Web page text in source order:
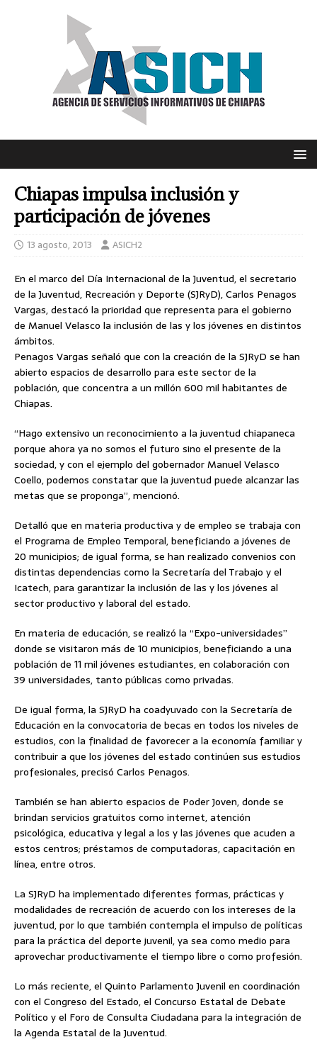
Chiapas impulsa inclusión y
participación de jóvenes
13 agosto, 2013 ASICH2
En el marco del Día Internacional de la Juventud, el secretario
de la Juventud, Recreación y Deporte (SJRyD), Carlos Penagos
Vargas, destacó la prioridad que representa para el gobierno
de Manuel Velasco la inclusión de las y los jóvenes en distintos
ámbitos.
Penagos Vargas señaló que con la creación de la SJRyD se han
abierto espacios de desarrollo para este sectorde la
población, que concentra a un millón 600 mil habitantes de
Chiapas.
“Hago extensivo un reconocimiento a la juventud chiapaneca
porque ahora ya no somos el futuro sino el presente de la
sociedad, y con el ejemplo del gobernador Manuel Velasco
Coello, podemos constatar que la juventud puede alcanzar las
metas que se proponga”, mencionó.
Detalló que en materia productiva y de empleo se trabaja con
el Programa de Empleo Temporal, beneficiando a jóvenes de
20 municipios; de igual forma, se han realizado convenios con
distintas dependencias como la Secretaría del Trabajo y el
Icatech, para garantizar la inclusión de las y los jóvenes al
sector productivo y laboral del estado.
En materia de educación, se realizó la “Expo-universidades”
donde se visitaron más de 10 municipios, beneficiando a una
población de 11 mil jóvenes estudiantes, en colaboración con
39 universidades, tanto públicas como privadas.
De igual forma, la SJRyD ha coadyuvado con la Secretaría de
Educación en la convocatoria de becas en todos los niveles de
estudios, con la finalidad de favorecer a la economía familiar y
contribuir a que los jóvenes del estado continúen sus estudios
profesionales, precisó Carlos Penagos.
También se han abierto espacios de Poder Joven, donde se
brindan servicios gratuitos como internet, atención
psicológica, educativa y legal a los y las jóvenes que acuden a
estos centros; préstamos de computadoras, capacitación en
línea, entre otros.
La SJRyD ha implementado diferentes formas, prácticas y
modalidades de recreación de acuerdo con los intereses de la
juventud, por lo que también contempla el impulso de políticas
para la práctica del deporte juvenil, ya sea como medio para
aprovechar productivamente el tiempo libre o como profesión.
Lo más reciente, el Quinto Parlamento Juvenil en coordinación
con el Congreso del Estado, el Concurso Estatal de Debate
Político y el Foro de Consulta Ciudadana para la integración de
la Agenda Estatal de la Juventud.